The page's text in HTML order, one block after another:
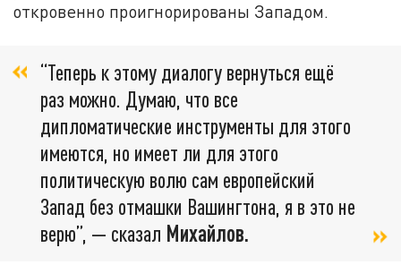
откровенно проигнорированы Западом.
“Теперь к этому диалогу вернуться ещё
раз можно. Думаю, что все
дипломатические инструменты для этого
имеются, но имеет ли для этого
политическую волю сам европейский
Запад без отмашки Вашингтона, я в это не
верю”, — сказал Михайлов.